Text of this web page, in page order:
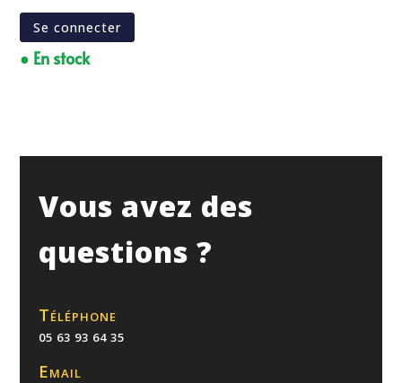
Se connecter
● En stock
Vous avez des
questions ?
Téléphone
05 63 93 64 35
Email